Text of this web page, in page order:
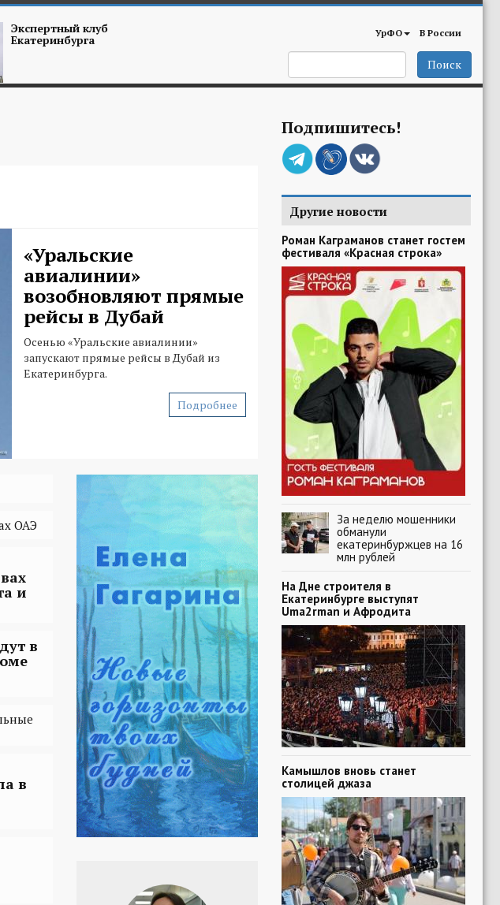
Экспертный клуб
Екатеринбурга УрФО В России
Поиск
«Уральские
авиалинии»
возобновляют прямые
рейсы в Дубай
Осенью «Уральские авиалинии»
запускают прямые рейсы в Дубай из
Екатеринбурга.
Подробнее
ОАЭ
и
в
в
Подпишитесь!
Другие новости
Роман Каграманов станет гостем
фестиваля «Красная строка»
За неделю мошенники
обманули
екатеринбуржцев на 16
млн рублей
На Дне строителя в
Екатеринбурге выступят
Uma2rman и Афродита
Камышлов вновь станет
столицей джаза